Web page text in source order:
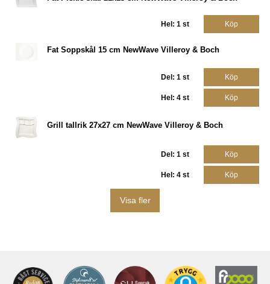
Hel: 1 st Köp
Fat Soppskål 15 cm NewWave Villeroy & Boch
Del: 1 st Köp
Hel: 4 st Köp
Grill tallrik 27x27 cm NewWave Villeroy & Boch
Del: 1 st Köp
Hel: 4 st Köp
Visa fler